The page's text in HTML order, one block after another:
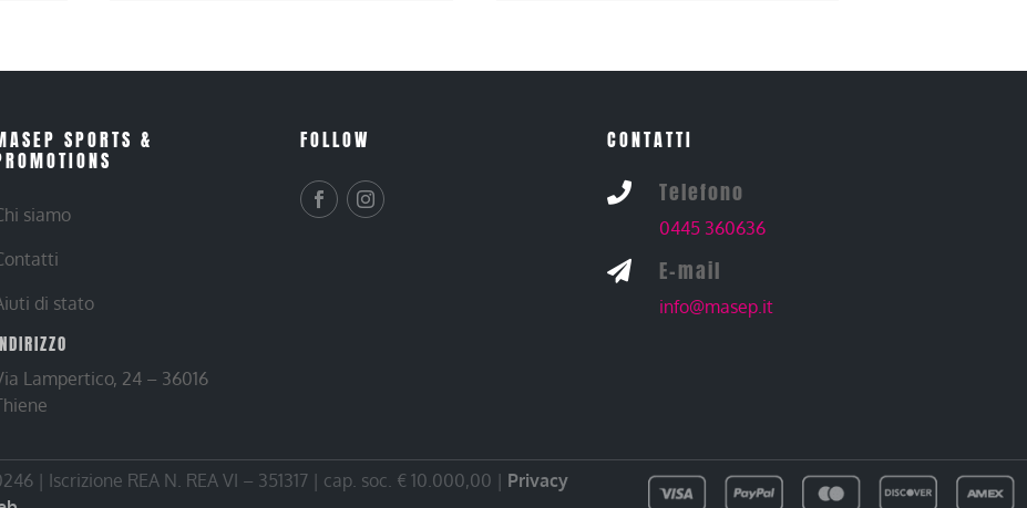
SPORTS &
siamo
di stato
Lampertico, 24 – 36016
FOLLOW CONTATTI
 Telefono
0445 360636
 E-mail
info@masep.it
| Iscrizione REA N. REA VI – 351317 | cap. soc. € 10.000,00 | Privacy